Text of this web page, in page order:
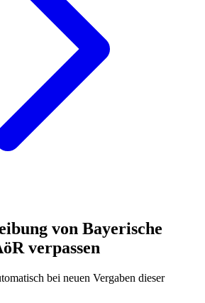
von Bayerische
verpassen
bei neuen Vergaben dieser